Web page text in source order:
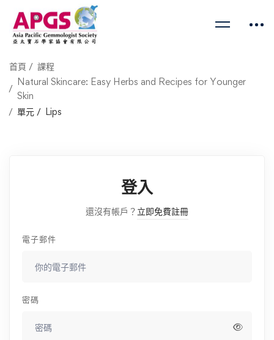
首頁
課程
Natural Skincare: Easy Herbs and Recipes for Younger
Skin
單元
Lips
登入
還沒有帳戶？ 立即免費註冊
電子郵件
密碼